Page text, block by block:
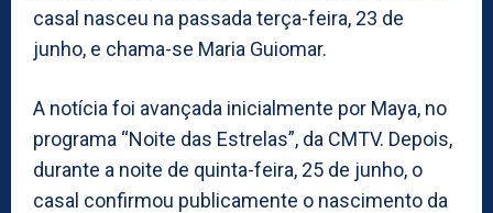
casal nasceu na passada terça-feira, 23 de
junho, e chama-se Maria Guiomar.
A notícia foi avançada inicialmente por Maya, no
programa “Noite das Estrelas”, da CMTV. Depois,
durante a noite de quinta-feira, 25 de junho, o
casal confirmou publicamente o nascimento da